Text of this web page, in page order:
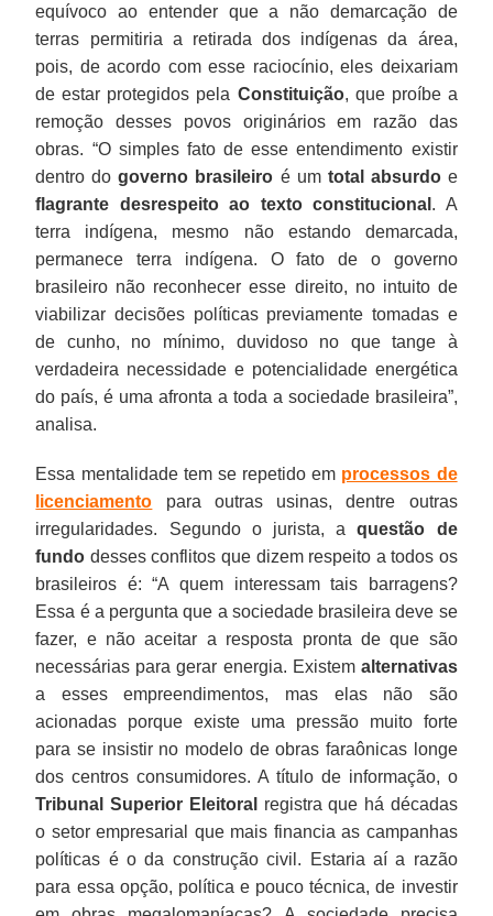
equívoco ao entender que a não demarcação de
terras permitiria a retirada dos indígenas da área,
pois, de acordo com esse raciocínio, eles deixariam
de estar protegidos pela Constituição, que proíbe a
remoção desses povos originários em razão das
obras. “O simples fato de esse entendimento existir
dentro dogoverno brasileiro é um total absurdoe
flagrante desrespeito ao texto constitucional . A
terra indígena, mesmo não estando demarcada,
permanece terra indígena. O fato de o governo
brasileiro não reconhecer esse direito, no intuito de
viabilizar decisões políticas previamente tomadas e
de cunho, no mínimo, duvidoso no que tange à
verdadeira necessidade e potencialidade energética
do país, é uma afronta a toda a sociedade brasileira”,
analisa.
Essa mentalidade tem se repetido em processos de
licenciamento para outras usinas, dentre outras
irregularidades. Segundo o jurista, aquestão de
fundo desses conflitos que dizem respeito a todos os
brasileiros é: “A quem interessam tais barragens?
Essa é a pergunta que a sociedade brasileira deve se
fazer, e não aceitar a resposta pronta de que são
necessárias para gerar energia. Existem alternativas
a esses empreendimentos, mas elas não são
acionadas porque existe uma pressão muito forte
para se insistir no modelo de obras faraônicas longe
dos centros consumidores. A título de informação, o
Tribunal Superior Eleitoral
registra que há décadas
o setor empresarial que mais financia as campanhas
políticas é o da construção civil. Estaria aí a razão
para essa opção, política e pouco técnica, de investir